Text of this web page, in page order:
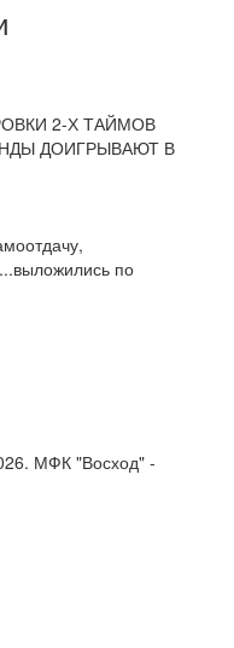
2-Х ТАЙМОВ
ДОИГРЫВАЮТ В
по
МФК "Восход" -